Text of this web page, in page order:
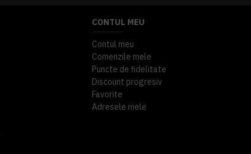
CONTUL MEU
Contul meu
Comenzile mele
Puncte de fidelitate
Discount progresiv
Favorite
Adresele mele